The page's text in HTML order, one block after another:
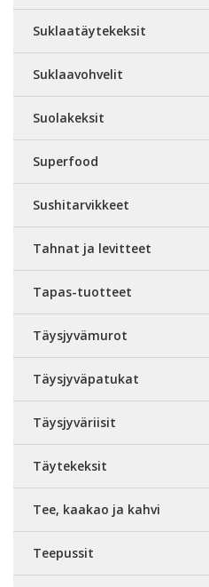
Suklaatäytekeksit
Suklaavohvelit
Suolakeksit
Superfood
Sushitarvikkeet
Tahnat ja levitteet
Tapas-tuotteet
Täysjyvämurot
Täysjyväpatukat
Täysjyväriisit
Täytekeksit
Tee, kaakao ja kahvi
Teepussit